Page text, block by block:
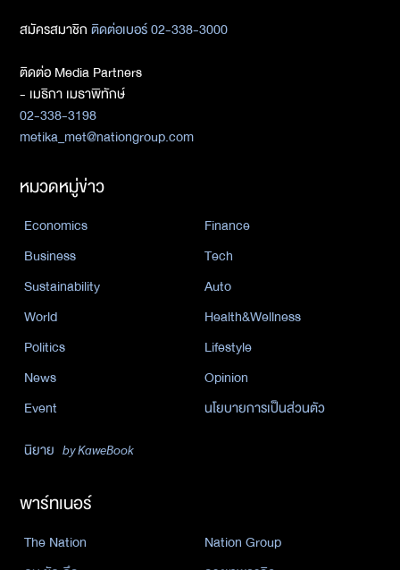
สมัครสมาชิกติดต่อเบอร์ 02-338-3000
ติดต่อ Media Partners
- เมธิกา เมธาพิทักษ์
02-338-3198
metika_met@nationgroup.com
หมวดหมู่ข่าว
Economics
Finance
Business
Tech
Sustainability
Auto
World
Health&Wellness
Politics
Lifestyle
News
Opinion
Event
นโยบายการเป็นส่วนตัว
นิยาย by KaweBook
พาร์ทเนอร์
The Nation
Nation Group